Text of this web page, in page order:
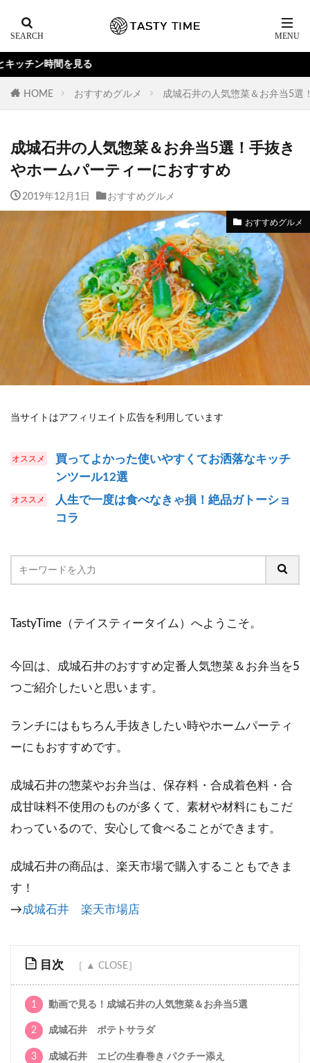
HOME おすすめグルメ 成城石井の人気惣菜＆お弁当5選
成城石井の人気惣菜＆お弁当5選！手抜き
やホームパーティーにおすすめ
2019年12月1日 おすすめグルメ
おすすめグルメ
当サイトはアフィリエイト広告を利用しています
買ってよかった使いやすくてお洒落なキッチ
ンツール12選
人生で一度は食べなきゃ損！絶品ガトーショ
コラ
TastyTime（テイスティータイム）へようこそ。
今回は、成城石井のおすすめ定番人気惣菜＆お弁当を5
つご紹介したいと思います。
ランチにはもちろん手抜きしたい時やホームパーティ
ーにもおすすめです。
成城石井の惣菜やお弁当は、保存料・合成着色料・合
成甘味料不使用のものが多くて、素材や材料にもこだ
わっているので、安心して食べることができます。
成城石井の商品は、楽天市場で購入することもできま
す！
→成城石井 楽天市場店
目次
1 動画で見る！成城石井の人気惣菜＆お弁当5選
2 成城石井 ポテトサラダ
3 成城石井 エビの生春巻き パクチー添え